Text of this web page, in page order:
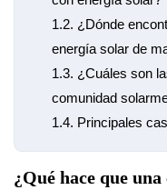
1.2. ¿Dónde
energía solar de
1.3. ¿Cuáles son
comunidad
1.4. Principales
¿Qué hace que